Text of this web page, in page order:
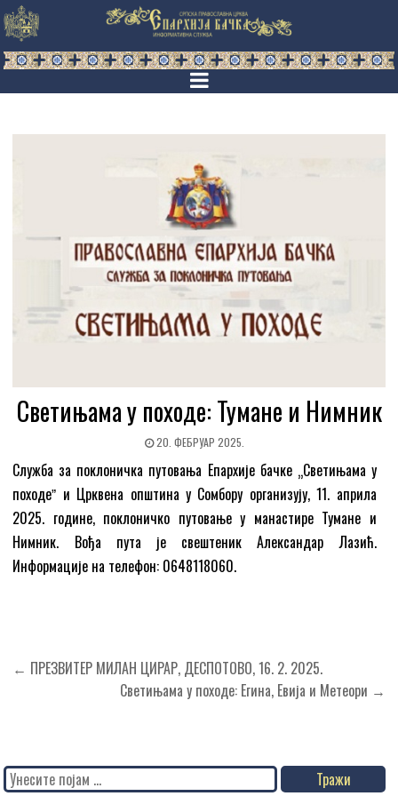
Светињама у походе: Тумане и Нимник
20. ФЕБРУАР 2025.
Служба за поклоничка путовања Епархије бачке „Светињама у
походеˮ и Црквена општина у Сомбору организују, 11. априла
2025. године, поклоничко путовање у манастире Тумане и
Нимник. Вођа пута је свештеник Александар Лазић.
Информације на телефон: 0648118060.
Кретање
← ПРЕЗВИТЕР МИЛАН ЦИРАР, ДЕСПОТОВО, 16. 2. 2025.
Светињама у походе: Егина, Евија и Метеори →
Search